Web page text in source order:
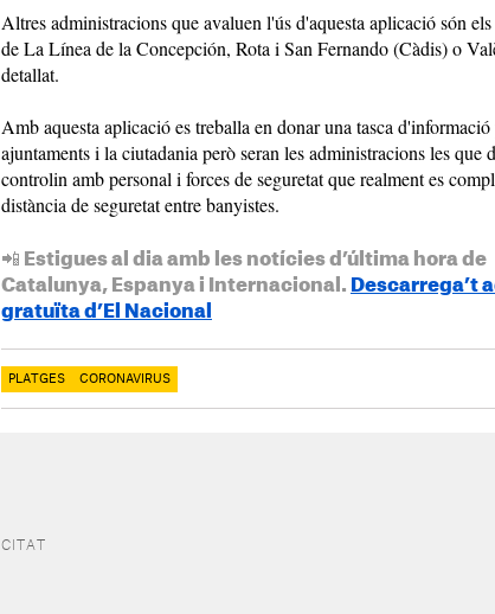
Altres administracions que avaluen l'ús d'aquesta aplicació són
de La Línea de la Concepción, Rota i San Fernando (Càdis) o
detallat.
Amb aquesta aplicació es treballa en donar una tasca d'informació
ajuntaments i la ciutadania però seran les administracions les que
controlin amb personal i forces de seguretat que realment es
distància de seguretat entre banyistes.
📲 Estigues al dia amb les notícies d’última hora de
Catalunya, Espanya i Internacional. Descarrega’t
gratuïta d’El Nacional
PLATGES CORONAVIRUS